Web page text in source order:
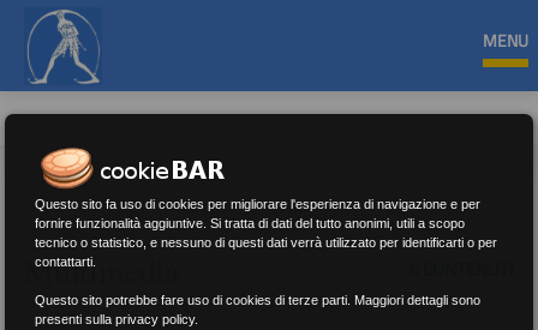
MENU
Multimedia
Questo sito fa uso di cookies per migliorare l'esperienza di navigazione e per
fornire funzionalità aggiuntive. Si tratta di dati del tutto anonimi, utili a scopo
tecnico o statistico, e nessuno di questi dati verrà utilizzato per identificarti o per
contattarti.
Questo sito potrebbe fare uso di cookies di terze parti. Maggiori dettagli sono
presenti sulla privacy policy.